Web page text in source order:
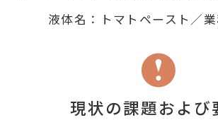
液体名：トマトペースト／
現状の課題および